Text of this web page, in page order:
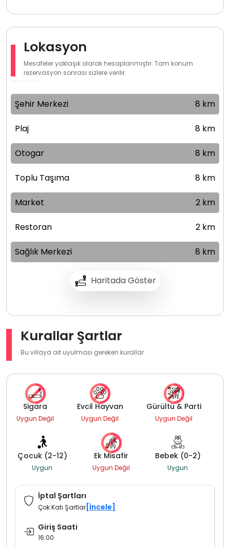
Lokasyon
Mesafeler yaklaşık olarak hesaplanmıştır. Tam konum
rezervasyon sonrası sizlere verilir.
Haritada Göster
Şehir Merkezi 8 km
Plaj 8 km
Otogar 8 km
Toplu Taşıma 8 km
Market 2 km
Restoran 2 km
Sağlık Merkezi 8 km
Kurallar Şartlar
Bu villaya ait uyulması gereken kurallar
Sigara
Uygun Değil
Evcil Hayvan
Uygun Değil
Gürültü & Parti
Uygun Değil
Çocuk (2-12)
Uygun
Ek Misafir
Uygun Değil
Bebek (0-2)
Uygun
İptal Şartları
Çok Katı Şartlar [İncele]
Giriş Saati
16:00